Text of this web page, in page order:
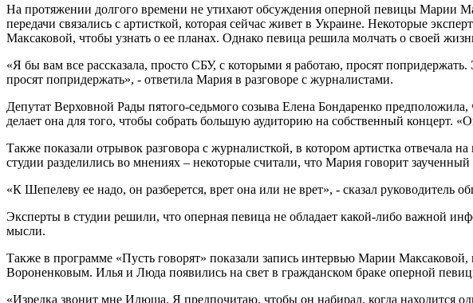
На протяжении долгого времени не утихают обсуждения оперной певицы Марии
передачи связались с артисткой, которая сейчас живет в Украине. Некоторые
Максаковой, чтобы узнать о ее планах. Однако певица решила молчать о своей
«Я бы вам все рассказала, просто СБУ, с которыми я работаю, просят
просят попридержать», - ответила Мария в разговоре с журналистами.
Депутат Верховной Рады пятого-седьмого созыва Елена Бондаренко
делает она для того, чтобы собрать большую аудиторию на собственный концерт.
Также показали отрывок разговора с журналисткой, в котором артистка
студии разделились во мнениях – некоторые считали, что Мария говорит заученный
«К Шепелеву ее надо, он разберется, врет она или не врет», - сказал
Эксперты в студии решили, что оперная певица не обладает какой-либо важной
мысли.
Также в программе «Пусть говорят» показали запись интервью Марии
Вороненковым. Илья и Люда появились на свет в гражданском браке оперной
«Изредка звонит мне Илюша. Я предпочитаю, чтобы он набирал, когда находится